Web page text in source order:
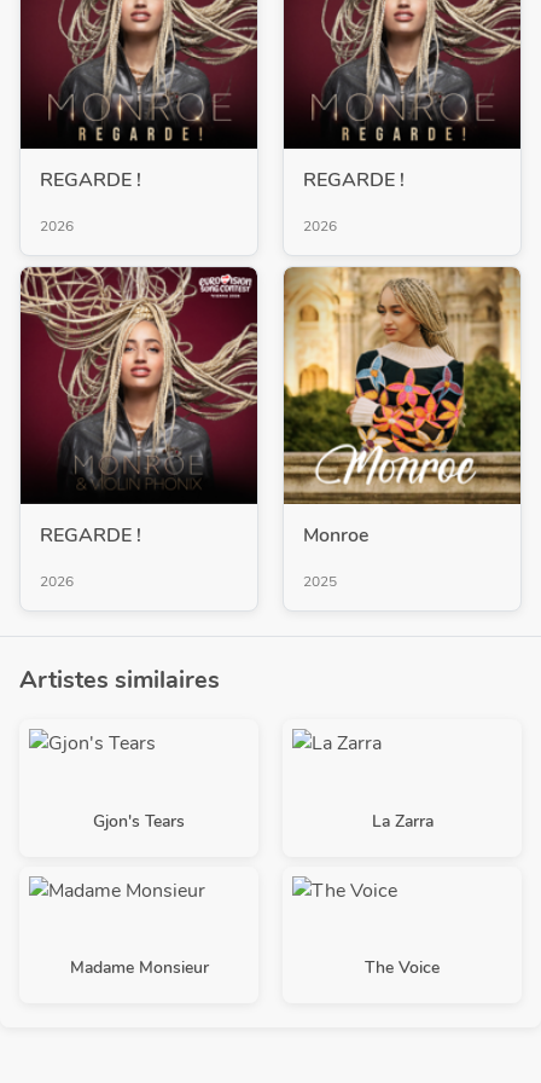
REGARDE !
2026
REGARDE !
2026
REGARDE !
2026
Monroe
2025
Artistes similaires
Gjon's Tears La Zarra
Madame Monsieur The Voice